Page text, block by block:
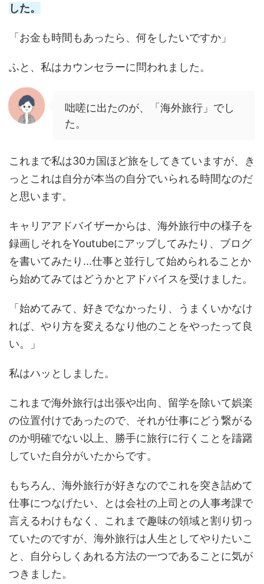
した。
「お金も時間もあったら、何をしたいですか」
ふと、私はカウンセラーに問われました。
咄嗟に出たのが、「海外旅行」でし
た。
これまで私は30カ国ほど旅をしてきていますが、き
っとこれは自分が本当の自分でいられる時間なのだ
と思います。
キャリアアドバイザーからは、海外旅行中の様子を
録画しそれをYoutubeにアップしてみたり、ブログ
を書いてみたり...仕事と並行して始められることか
ら始めてみてはどうかとアドバイスを受けました。
「始めてみて、好きでなかったり、うまくいかなけ
れば、やり方を変えるなり他のことをやったって良
い。」
私はハッとしました。
これまで海外旅行は出張や出向、留学を除いて娯楽
の位置付けであったので、それが仕事にどう繋がる
のか明確でない以上、勝手に旅行に行くことを躊躇
していた自分がいたからです。
もちろん、海外旅行が好きなのでこれを突き詰めて
仕事につなげたい、とは会社の上司との人事考課で
言えるわけもなく、これまで趣味の領域と割り切っ
ていたのですが、海外旅行は人生としてやりたいこ
と、自分らしくあれる方法の一つであることに気が
つきました。